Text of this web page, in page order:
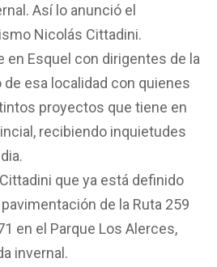
Así lo anunció el
Nicolás Cittadini.
en Esquel con dirigentes de la
de esa localidad con quienes
proyectos que tiene en
recibiendo inquietudes
que ya está definido
de la Ruta 259
en el Parque Los Alerces,
invernal.